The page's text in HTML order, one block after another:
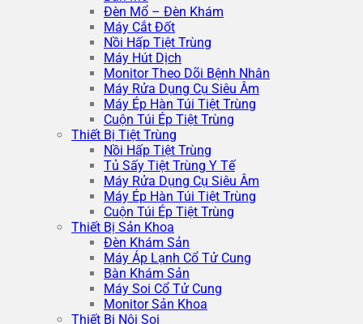
Đèn Mổ – Đèn Khám
Máy Cắt Đốt
Nồi Hấp Tiệt Trùng
Máy Hút Dịch
Monitor Theo Dõi Bệnh Nhân
Máy Rửa Dụng Cụ Siêu Âm
Máy Ép Hàn Túi Tiệt Trùng
Cuộn Túi Ép Tiệt Trùng
Thiết Bị Tiệt Trùng
Nồi Hấp Tiệt Trùng
Tủ Sấy Tiệt Trùng Y Tế
Máy Rửa Dụng Cụ Siêu Âm
Máy Ép Hàn Túi Tiệt Trùng
Cuộn Túi Ép Tiệt Trùng
Thiết Bị Sản Khoa
Đèn Khám Sản
Máy Áp Lạnh Cổ Tử Cung
Bàn Khám Sản
Máy Soi Cổ Tử Cung
Monitor Sản Khoa
Thiết Bị Nội Soi